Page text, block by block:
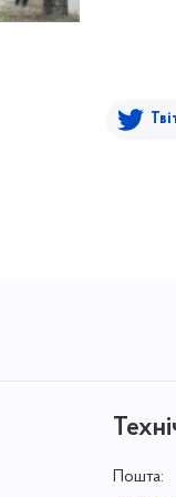
Пошта: